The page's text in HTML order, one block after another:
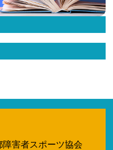
害者スポーツ協会